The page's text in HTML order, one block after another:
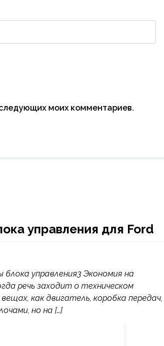
моих комментариев.
управления для Ford
управления3 Экономия на
речь заходит о техническом
как двигатель, коробка передач,
но на […]